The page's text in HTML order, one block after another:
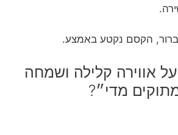
הקסם נקטע באמצע.
אווירה קלילה ושמחה
מדי״?